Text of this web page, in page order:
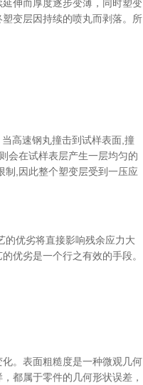
伸而厚度逐步变薄，同时塑变
变层因持续的喷丸而剥落。所
高速钢丸撞击到试样表面,撞
会在试样表层产生一层均匀的
制,因此整个塑变层受到一压应
的优劣将直接影响残余应力大
优劣是一个行之有效的手段。
。表面粗糙度是一种微观几何
都属于零件的几何形状误差，